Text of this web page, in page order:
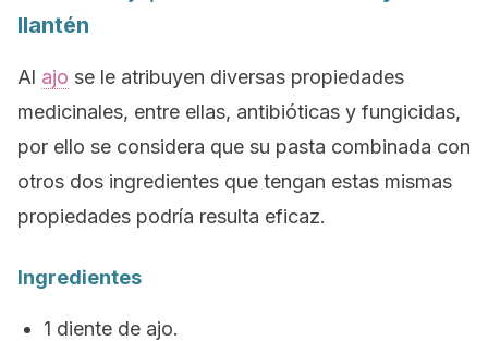
llantén
Al ajo se le atribuyen diversas propiedades
medicinales, entre ellas, antibióticas y fungicidas,
por ello se considera que su pasta combinada con
otros dos ingredientes que tengan estas mismas
propiedades podría resulta eficaz.
Ingredientes
1 diente de ajo.